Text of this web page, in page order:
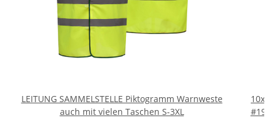
LEITUNG SAMMELSTELLE Piktogramm Warnweste
auch mit vielen Taschen S-3XL
10x
#190